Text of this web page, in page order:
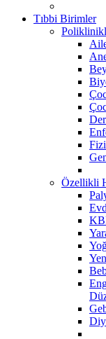
Tıbbi Birimler
Özellikli